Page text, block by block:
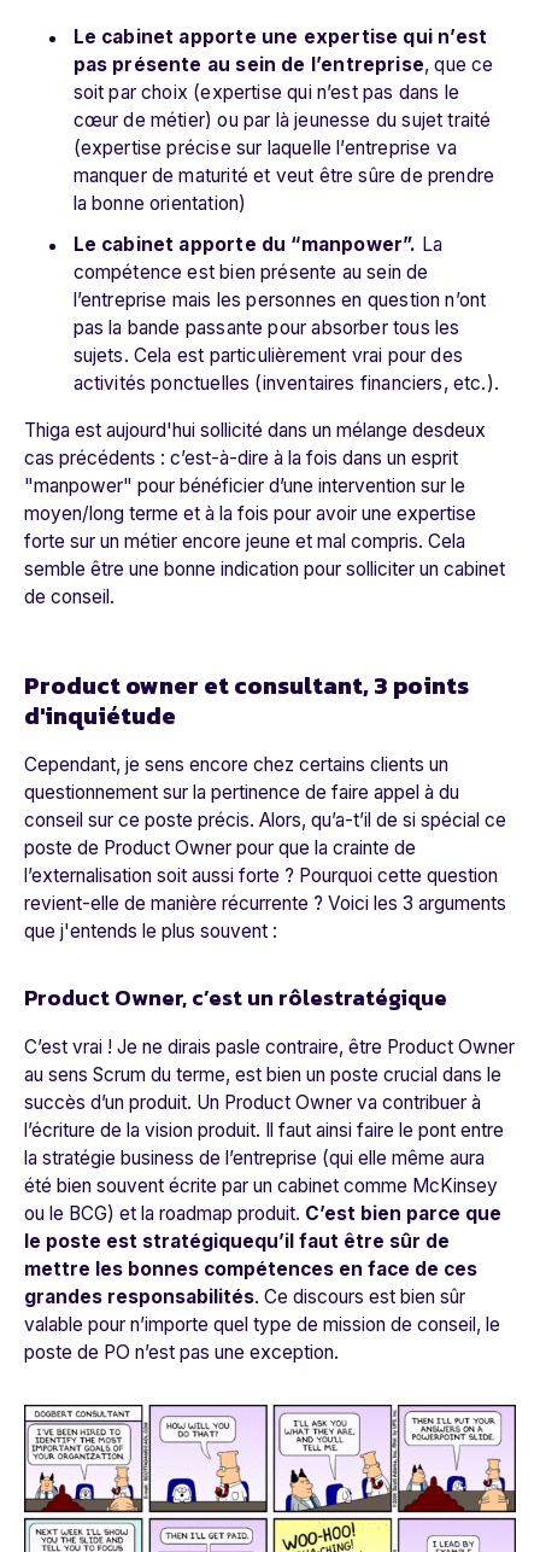
Le cabinet apporte une expertise qui n’est
pas présente au sein de l’entreprise, que ce
soit par choix (expertise qui n’est pas dans le
cœur de métier) ou par là jeunesse du sujet traité
(expertise précise sur laquelle l’entreprise va
manquer de maturité et veut être sûre de prendre
la bonne orientation)
Le cabinet apporte du “manpower”. La
compétence est bien présente au sein de
l’entreprise mais les personnes en question n’ont
pas la bande passante pour absorber tous les
sujets. Cela est particulièrement vrai pour des
activités ponctuelles (inventaires financiers, etc.).
Thiga est aujourd'hui sollicité dans un mélange desdeux
cas précédents : c’est-à-dire à la fois dans un esprit
"manpower" pour bénéficier d’une intervention sur le
moyen/long terme et à la fois pour avoir une expertise
forte sur un métier encore jeune et mal compris. Cela
semble être une bonne indication pour solliciter un cabinet
de conseil.
Product owner et consultant, 3 points
d'inquiétude
Cependant, je sens encore chez certains clients un
questionnement sur la pertinence de faire appel à du
conseil sur ce poste précis. Alors, qu’a-t’il de si spécial ce
poste de Product Owner pour que la crainte de
l’externalisation soit aussi forte ? Pourquoi cette question
revient-elle de manière récurrente ? Voici les 3 arguments
que j'entends le plus souvent :
Product Owner, c’est un rôlestratégique
C’est vrai ! Je ne dirais pasle contraire, être Product Owner
au sens Scrum du terme, est bien un poste crucial dans le
succès d’un produit. Un Product Owner va contribuer à
l’écriture de la vision produit. Il faut ainsi faire le pont entre
la stratégie business de l’entreprise (qui elle même aura
été bien souvent écrite par un cabinet comme McKinsey
ou le BCG) et la roadmap produit. C’est bien parce que
le poste est stratégiquequ’il faut être sûr de
mettre les bonnes compétences en face de ces
grandes responsabilités. Ce discours est bien sûr
valable pour n’importe quel type de mission de conseil, le
poste de PO n’est pas une exception.